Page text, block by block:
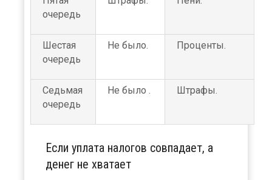
очередь
Шестая
очередь
Не было. Проценты.
Седьмая
очередь
Не было . Штрафы.
Если уплата налогов совпадает, а
денег не хватает